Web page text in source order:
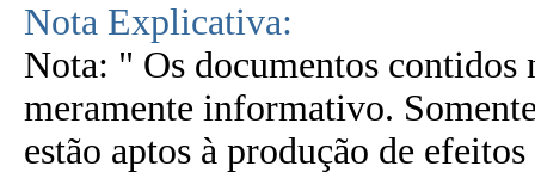
Nota Explicativa:
Nota: " Os documentos contidos
meramente informativo.
estão aptos à produção de